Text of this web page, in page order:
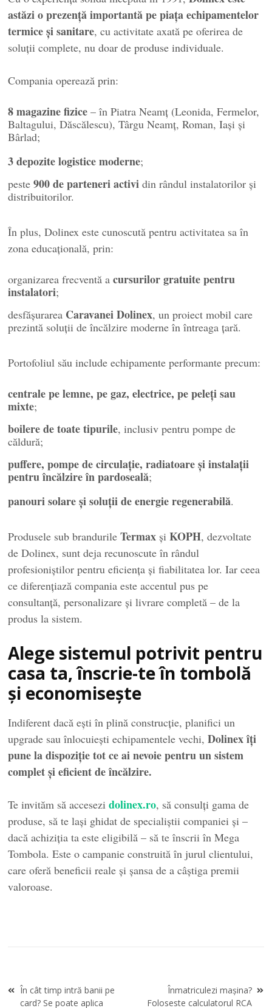
astăzi o prezență importantă pe piața echipamentelor
termice și sanitare, cu activitate axată pe oferirea de
soluții complete, nu doar de produse individuale.
Compania operează prin:
8 magazine fizice – în Piatra Neamț (Leonida, Fermelor,
Baltagului, Dăscălescu), Târgu Neamț, Roman, Iași și
Bârlad;
3 depozite logistice moderne;
peste900 de parteneri activi din rândul instalatorilor și
distribuitorilor.
În plus, Dolinex este cunoscută pentru activitatea sa în
zona educațională, prin:
organizarea frecventă acursurilor gratuite pentru
instalatori;
desfășurarea Caravanei Dolinex, un proiect mobil care
prezintă soluții de încălzire moderne în întreaga țară.
Portofoliul său include echipamente performante precum:
centrale pe lemne, pe gaz, electrice, pe peleți sau
mixte;
boilere de toate tipurile, inclusiv pentru pompe de
căldură;
puffere, pompe de circulație, radiatoare și instalații
pentru încălzire în pardoseală;
panouri solare și soluții de energie regenerabilă.
Produsele sub brandurileTermax șiKOPH, dezvoltate
de Dolinex, sunt deja recunoscute în rândul
profesioniștilor pentru eficiența și fiabilitatea lor. Iar ceea
ce diferențiază compania este accentul pus pe
consultanță, personalizare și livrare completă – de la
produs la sistem.
Alege sistemul potrivit pentru
casa ta, înscrie-te în tombolă
și economisește
Indiferent dacă ești în plină construcție, planifici un
upgrade sau înlocuiești echipamentele vechi,Dolinex îți
pune la dispoziție tot ce ai nevoie pentru un sistem
complet și eficient de încălzire.
Te invităm să accesezidolinex.ro, să consulți gama de
produse, să te lași ghidat de specialiștii companiei și –
dacă achiziția ta este eligibilă – să te înscrii în Mega
Tombola. Este o campanie construită în jurul clientului,
care oferă beneficii reale și șansa de a câștiga premii
valoroase.
Navigare
în
În cât timp intră banii pe
card? Se poate aplica
Înmatriculezi mașina?
Foloseste calculatorul RCA